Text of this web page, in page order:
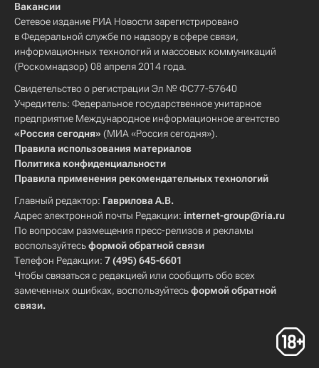
Вакансии
Сетевое издание РИА Новости зарегистрировано
в Федеральной службе по надзору в сфере связи,
информационных технологий и массовых коммуникаций
(Роскомнадзор) 08 апреля 2014 года.
Свидетельство о регистрации Эл № ФС77-57640
Учредитель: Федеральное государственное унитарное
предприятие Международное информационное агентство
«Россия сегодня» (МИА «Россия сегодня»).
Правила использования материалов
Политика конфиденциальности
Правила применения рекомендательных технологий
Главный редактор: Гаврилова А.В.
Адрес электронной почты Редакции: internet-group@ria.ru
По вопросам размещения пресс-релизов и рекламы
воспользуйтесьформой обратной связи
Телефон Редакции: 7 (495) 645-6601
Чтобы связаться с редакцией или сообщить обо всех
замеченных ошибках, воспользуйтесьформой обратной
связи.